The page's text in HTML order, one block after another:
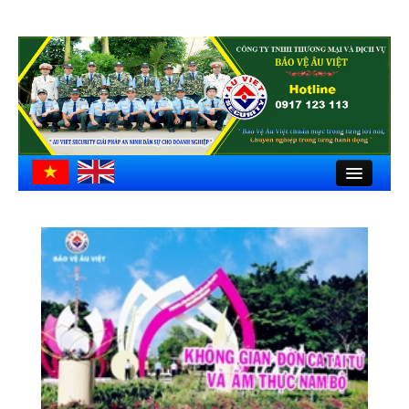
Trang chủ
Giới thiệu
Hồ sơ công ty